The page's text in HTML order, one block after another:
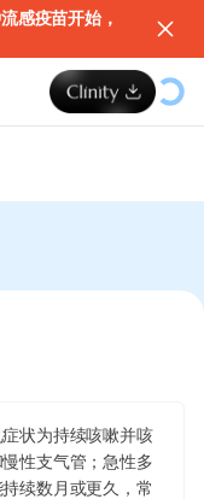
感疫苗开始，
状为持续咳嗽并咳
性支气管；急性多
续数月或更久，常